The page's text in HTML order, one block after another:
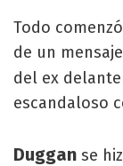
Todo
de un
del ex
escandaloso
Duggan se